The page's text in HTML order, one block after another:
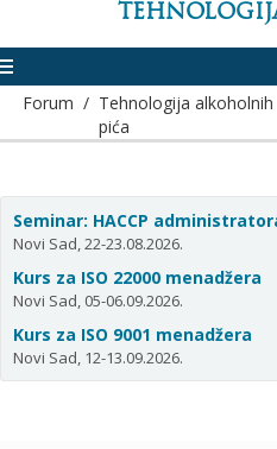
Forum / Tehnologija alkoholnih
pića
Seminar: HACCP
Novi Sad, 22-23.08.2026.
Kurs za ISO 22000 menadžera
Novi Sad, 05-06.09.2026.
Kurs za ISO 9001 menadžera
Novi Sad, 12-13.09.2026.